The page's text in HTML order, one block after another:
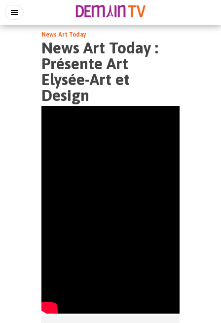
News Art Today
News Art Today :
Présente Art
Elysée-Art et
Design